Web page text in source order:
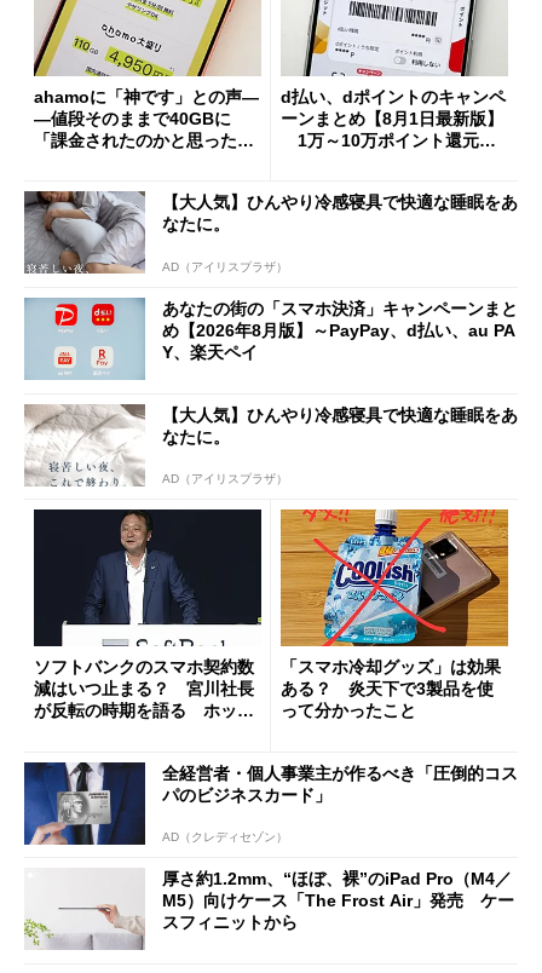
ahamoに「神です」との声―
―値段そのままで40GBに
「課金されたのかと思った」
d払い、dポイントのキャンペ
ーンまとめ【8月1日最新版】
1万～10万ポイント還元の
【大人気】ひんやり冷感寝具で快適な睡眠をあ
なたに。
AD（アイリスプラザ）
あなたの街の「スマホ決済」キャンペーンまと
め【2026年8月版】～PayPay、d払い、au PA
Y、楽天ペイ
【大人気】ひんやり冷感寝具で快適な睡眠をあ
なたに。
AD（アイリスプラザ）
ソフトバンクのスマホ契約数
減はいつ止まる？ 宮川社長
が反転の時期を語る ホッピ
「スマホ冷却グッズ」は効果
ある？ 炎天下で3製品を使
って分かったこと
全経営者・個人事業主が作るべき「圧倒的コス
パのビジネスカード」
AD（クレディセゾン）
厚さ約1.2mm、“ほぼ、裸”のiPad Pro（M4／
M5）向けケース「The Frost Air」発売 ケー
スフィニットから